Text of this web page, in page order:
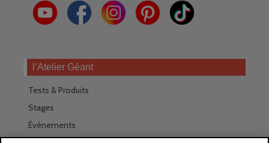
l’Atelier Géant
Tests & Produits
Stages
Évènements